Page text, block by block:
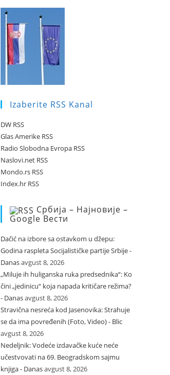
Izaberite RSS Kanal
DW RSS
Glas Amerike RSS
Radio Slobodna Evropa RSS
Naslovi.net RSS
Mondo.rs RSS
Index.hr RSS
Србија – Најновије –
Google Вести
Dačić na izbore sa ostavkom u džepu:
Godina raspleta Socijalističke partije Srbije -
Danasavgust 8, 2026
„Miluje ih huliganska ruka predsednika“: Ko
čini „jedinicu“ koja napada kritičare režima?
- Danasavgust 8, 2026
Stravična nesreća kod Jasenovika: Strahuje
se da ima povređenih (Foto, Video) - Blic
avgust 8, 2026
Nedeljnik: Vodeće izdavačke kuće neće
učestvovati na 69. Beogradskom sajmu
knjiga - Danasavgust 8, 2026